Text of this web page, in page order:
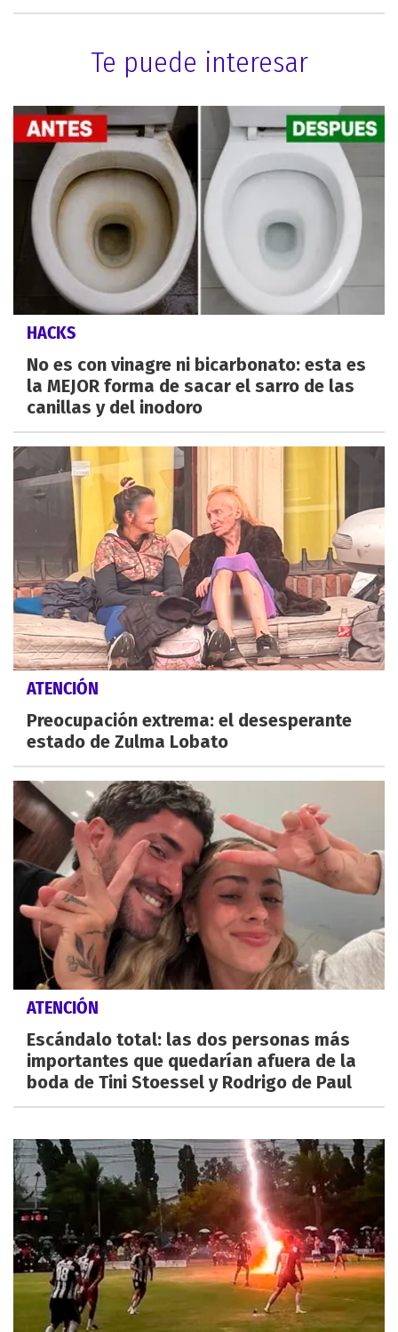
Te puede interesar
HACKS
No es con vinagre ni bicarbonato: esta es
la MEJOR forma de sacar el sarro de las
canillas y del inodoro
ATENCIÓN
Preocupación extrema: el desesperante
estado de Zulma Lobato
ATENCIÓN
Escándalo total: las dos personas más
importantes que quedarían afuera de la
boda de Tini Stoessel y Rodrigo de Paul